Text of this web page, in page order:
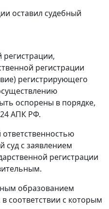
оставил судебный
регистрации,
регистрации
регистрирующего
оспорены в порядке,
АПК РФ.
суд с заявлением
регистрации
образованием
соответствии с которым